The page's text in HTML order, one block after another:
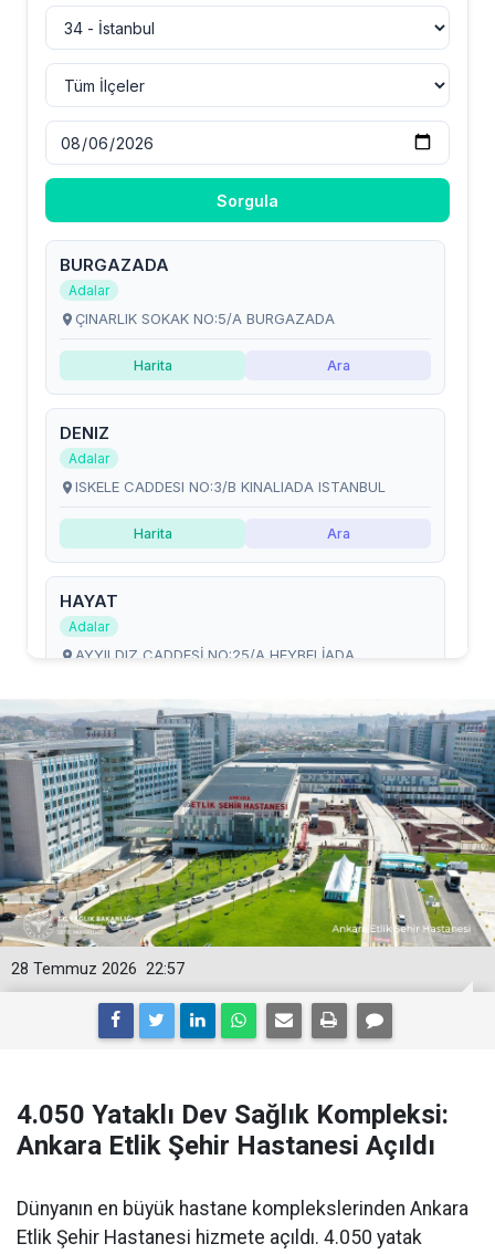
22:57
28 Temmuz 2026
4.050 Yataklı Dev Sağlık Kompleksi:
Ankara Etlik Şehir Hastanesi Açıldı
Dünyanın en büyük hastane komplekslerinden Ankara
Etlik Şehir Hastanesi hizmete açıldı. 4.050 yatak